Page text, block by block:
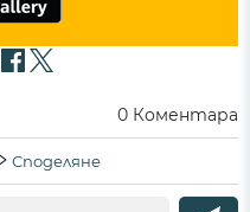
0 Коментара
Споделяне